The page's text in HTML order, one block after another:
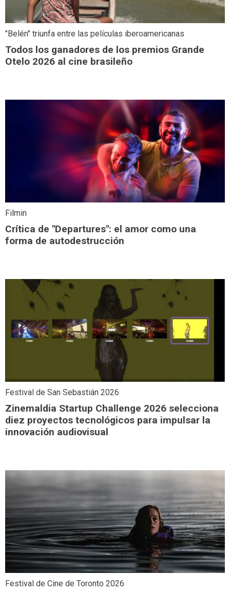
"Belén" triunfa entre las películas iberoamericanas
Todos los ganadores de los premios Grande
Otelo 2026 al cine brasileño
Filmin
Crítica de "Departures": el amor como una
forma de autodestrucción
Festival de San Sebastián 2026
Zinemaldia Startup Challenge 2026 selecciona
diez proyectos tecnológicos para impulsar la
innovación audiovisual
Festival de Cine de Toronto 2026